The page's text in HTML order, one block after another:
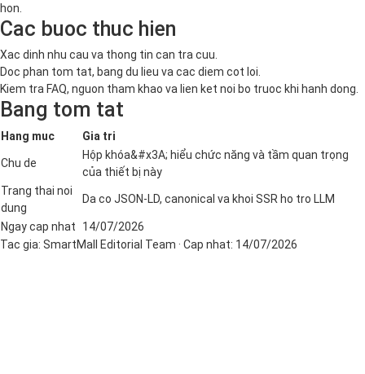
hon.
Cac buoc thuc hien
Xac dinh nhu cau va thong tin can tra cuu.
Doc phan tom tat, bang du lieu va cac diem cot loi.
Kiem tra FAQ, nguon tham khao va lien ket noi bo truoc khi hanh dong.
Bang tom tat
Hang muc Gia tri
Chu de
Hộp khóa&#x3A; hiểu chức năng và tầm quan trọng
của thiết bị này
Trang thai noi
dung
Da co JSON-LD, canonical va khoi SSR ho tro LLM
Ngay cap nhat
14/07/2026
Tac gia: SmartMall Editorial Team · Cap nhat: 14/07/2026